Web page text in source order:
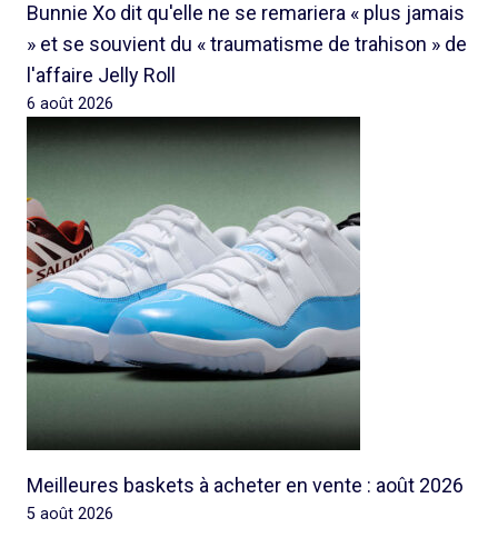
Bunnie Xo dit qu'elle ne se remariera « plus jamais
» et se souvient du « traumatisme de trahison » de
l'affaire Jelly Roll
6 août 2026
Meilleures baskets à acheter en vente : août 2026
5 août 2026